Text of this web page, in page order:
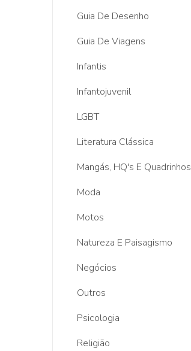
Guia De Desenho
Guia De Viagens
Infantis
Infantojuvenil
LGBT
Literatura Clássica
Mangás, HQ's E Quadrinhos
Moda
Motos
Natureza E Paisagismo
Negócios
Outros
Psicologia
Religião